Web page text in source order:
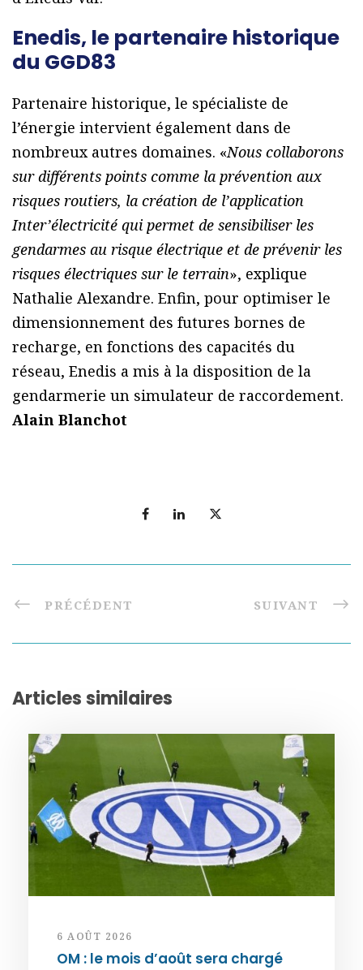
Enedis, le partenaire historique
du GGD83
Partenaire historique, le spécialiste de
l’énergie intervient également dans de
nombreux autres domaines. «Nous collaborons
sur différents points comme la prévention aux
risques routiers, la création de l’application
Inter’électricité qui permet de sensibiliser les
gendarmes au risque électrique et de prévenir les
risques électriques sur le terrain», explique
Nathalie Alexandre. Enfin, pour optimiser le
dimensionnement des futures bornes de
recharge, en fonctions des capacités du
réseau, Enedis a mis à la disposition de la
gendarmerie un simulateur de raccordement.
Alain Blanchot
PRÉCÉDENT SUIVANT
Articles similaires
6 AOÛT 2026
OM : le mois d’août sera chargé